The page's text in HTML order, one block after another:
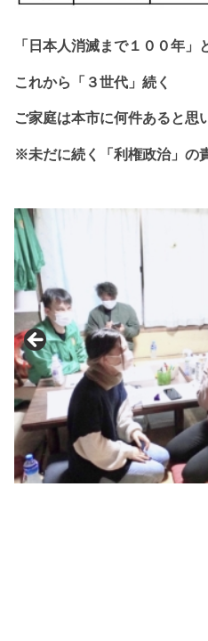
「日本人消滅まで１ ００年」
これから 「３世代」続く
ご家庭は本市に何件あると思
※未だに続く「利権政治」の